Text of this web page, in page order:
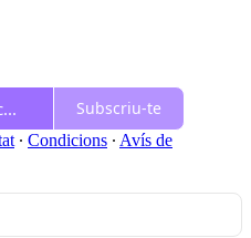
Subscriu-te
∙ Condicions ∙ Avís de